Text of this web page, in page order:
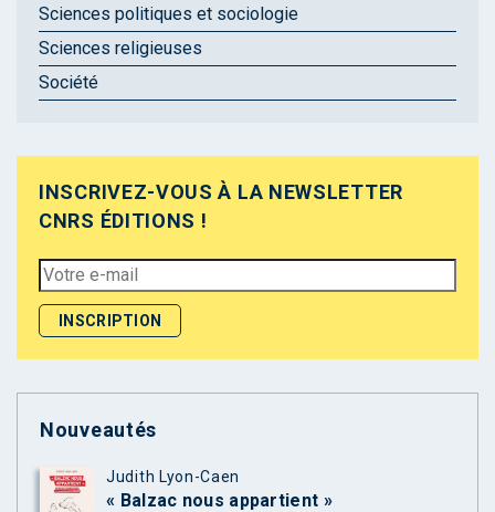
Sciences politiques et sociologie
Sciences religieuses
Société
INSCRIVEZ-VOUS À LA NEWSLETTER
CNRS ÉDITIONS !
Nouveautés
Judith Lyon-Caen
« Balzac nous appartient »